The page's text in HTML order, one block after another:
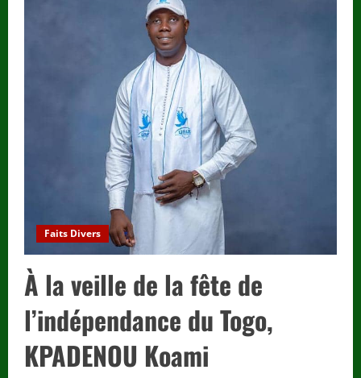
nouveau
moteur
économique
pour
Togo.
Faits Divers
À la veille de la fête de
l’indépendance du Togo,
KPADENOU Koami